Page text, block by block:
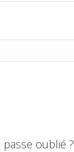
oublié ?